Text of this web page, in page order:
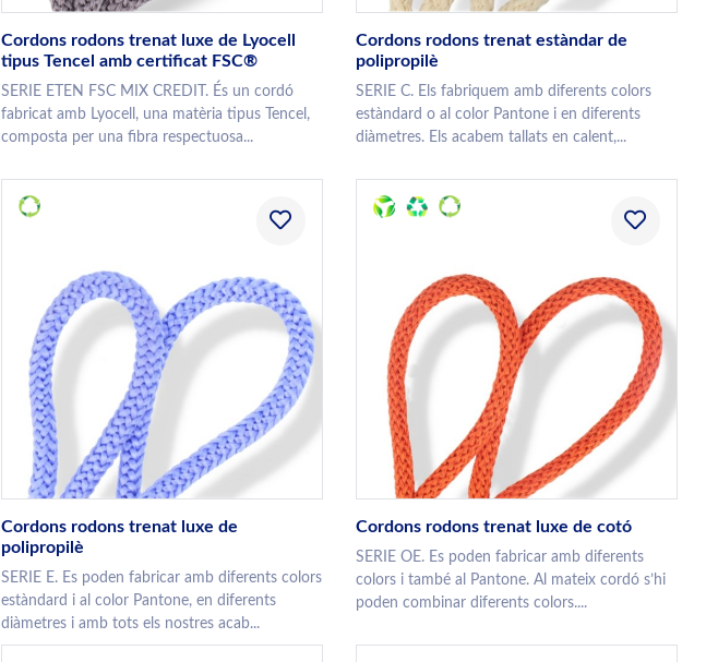
Cordons rodons trenat luxe de Lyocell
tipus Tencel amb certificat FSC®
SERIE ETEN FSC MIX CREDIT. És un cordó
fabricat amb Lyocell, una matèria tipus Tencel,
composta per una fibra respectuosa...
Cordons rodons trenat estàndar de
polipropilè
SERIE C. Els fabriquem amb diferents colors
estàndard o al color Pantone i en diferents
diàmetres. Els acabem tallats en calent,...
Cordons rodons trenat luxe de
polipropilè
SERIE E. Es poden fabricar amb diferents colors
estàndard i al color Pantone, en diferents
diàmetres i amb tots els nostres acab...
Cordons rodons trenat luxe de cotó
SERIE OE. Es poden fabricar amb diferents
colors i també al Pantone. Al mateix cordó s’hi
poden combinar diferents colors....